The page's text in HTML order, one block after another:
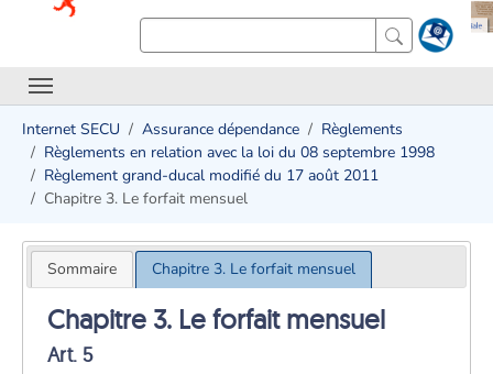
Internet SECU Assurance dépendance
Règlements
Règlements en relation avec la loi du 08 septembre 1998
Règlement grand-ducal modifié du 17 août 2011
Chapitre 3. Le forfait mensuel
Sommaire Chapitre 3. Le forfait mensuel
Chapitre 3. Le forfait mensuel
Art. 5